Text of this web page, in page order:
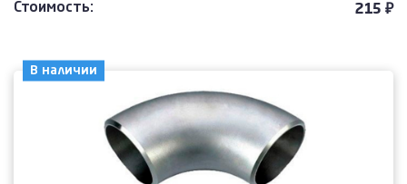
Стоимость: 215 ₽
В наличии